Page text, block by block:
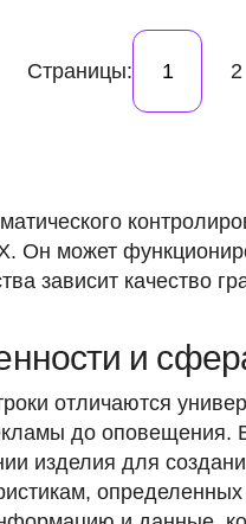
Страницы: 1 2
Он может
зависит качество
и
отличаются
до
изделия для